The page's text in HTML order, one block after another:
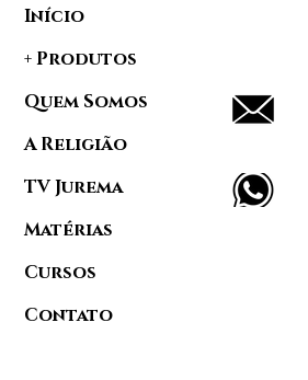
Início
+ Produtos
Quem Somos
A Religião
TV Jurema
Matérias
Cursos
Contato